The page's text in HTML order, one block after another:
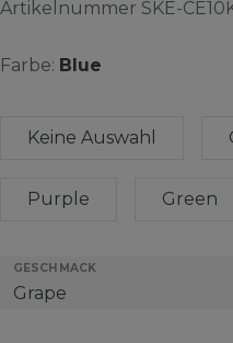
Artikelnummer SKE-
Farbe: Blue
Keine Auswahl
Purple Green
GESCHMACK